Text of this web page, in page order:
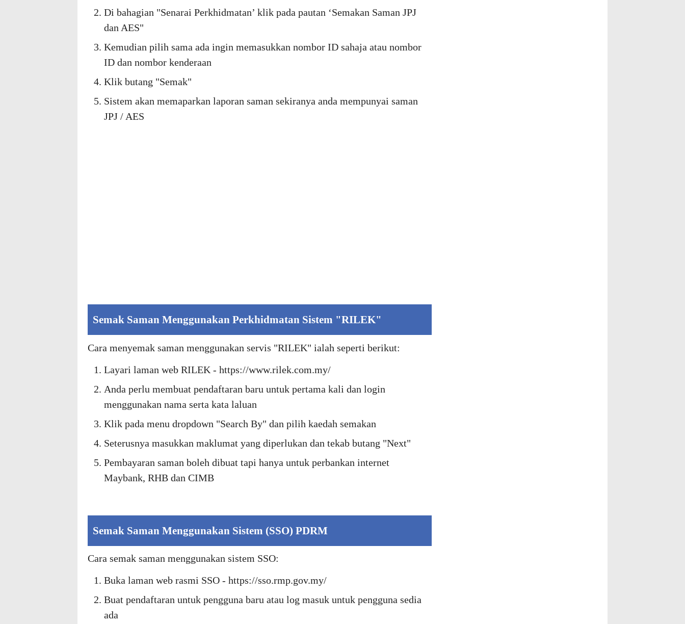
Di bahagian "Senarai Perkhidmatan’ klik pada pautan ‘Semakan Saman JPJ
dan AES"
Kemudian pilih sama ada ingin memasukkan nombor ID sahaja atau nombor
ID dan nombor kenderaan
Klik butang "Semak"
Sistem akan memaparkan laporan saman sekiranya anda mempunyai saman
JPJ / AES
Semak Saman Menggunakan Perkhidmatan Sistem "RILEK"
Cara menyemak saman menggunakan servis "RILEK" ialah seperti berikut:
Layari laman web RILEK - https://www.rilek.com.my/
Anda perlu membuat pendaftaran baru untuk pertama kali dan login
menggunakan nama serta kata laluan
Klik pada menu dropdown "Search By" dan pilih kaedah semakan
Seterusnya masukkan maklumat yang diperlukan dan tekab butang "Next"
Pembayaran saman boleh dibuat tapi hanya untuk perbankan internet
Maybank, RHB dan CIMB
Semak Saman Menggunakan Sistem (SSO) PDRM
Cara semak saman menggunakan sistem SSO:
Buka laman web rasmi SSO - https://sso.rmp.gov.my/
Buat pendaftaran untuk pengguna baru atau log masuk untuk pengguna sedia
ada